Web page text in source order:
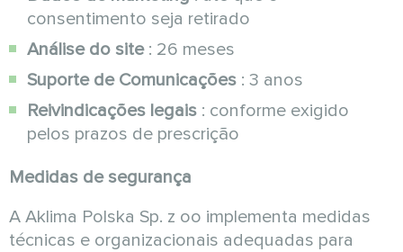
consentimento seja retirado
Análise do site: 26 meses
Suporte de Comunicações : 3 anos
Reivindicações legais : conforme exigido
pelos prazos de prescrição
Medidas de segurança
A Aklima Polska Sp. z oo implementa medidas
técnicas e organizacionais adequadas para